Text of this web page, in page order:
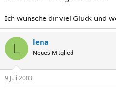
Ich wünsche dir viel Glück und
L lena
Neues Mitglied
9 Juli 2003